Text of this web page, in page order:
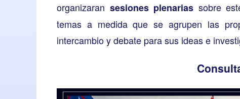
organizaran sesiones plenarias sobre
temas a medida que se agrupen las
intercambio y debate para sus ideas e